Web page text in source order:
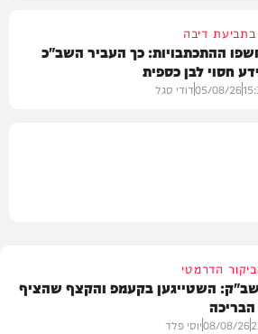
בתביעת דיבה
ההתכתבויות: כך העביר השב"כ
חסוי לבן כספית
05/08/26דודי סגל
הדרמטי
השטייגען בקעמפ והקצף שהציף
08/08/26יוסי פלד